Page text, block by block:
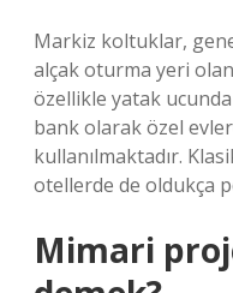
Markiz koltuklar,
alçak oturma yeri
özellikle yatak
bank olarak özel
kullanılmaktadır.
otellerde de oldukça
Mimari